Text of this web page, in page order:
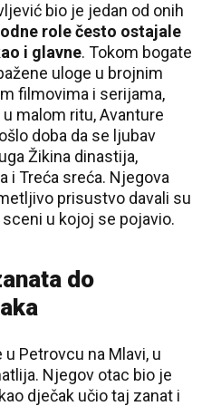
bio je jedan od onih
role često ostajale
i glavne. Tokom bogate
uloge u brojnim
filmovima i serijama,
malom ritu, Avanture
doba da se ljubav
Žikina dinastija,
i Treća sreća. Njegova
prisustvo davali su
u kojoj se pojavio.
do
Petrovcu na Mlavi, u
Njegov otac bio je
dječak učio taj zanat i